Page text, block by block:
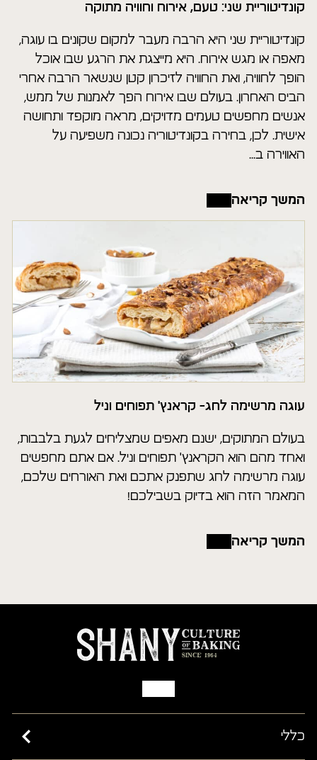
קונדיטוריית שני: טעם, אירוח וחוויה מתוקה
קונדיטוריית שני היא הרבה מעבר למקום שקונים בו עוגה,
מאפה או מגש אירוח. היא מייצגת את הרגע שבו אוכל
הופך לחוויה, ואת החוויה לזיכרון קטן שנשאר הרבה אחרי
הביס האחרון. בעולם שבו אירוח הפך לאמנות של ממש,
אנשים מחפשים טעמים מדויקים, מראה מוקפד ותחושה
אישית. לכן, בחירה בקונדיטוריה נכונה משפיעה על
האווירה ב...
המשך קריאה
עוגה מרשימה לחג- קראנץ' תפוחים וניל
בעולם המתוקים, ישנם מאפים שמצליחים לגעת בלבבות,
ואחד מהם הוא הקראנץ' תפוחים וניל. אם אתם מחפשים
עוגה מרשימה לחג שתפנק אתכם ואת האורחים שלכם,
המאמר הזה הוא בדיוק בשבילכם!
המשך קריאה
כללי